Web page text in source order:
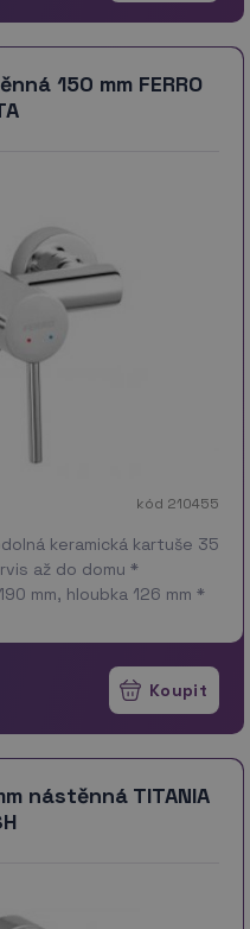
150 mm FERRO
kód 210455
keramická kartuše 35
až do domu *
mm, hloubka 126 mm *
nástěnná TITANIA